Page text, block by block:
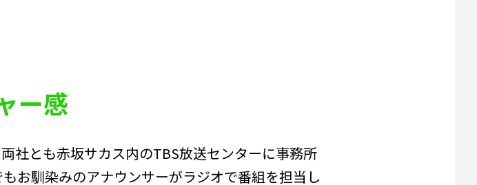
ー感
社とも赤坂サカス内のTBS放送センターに事務所
お馴染みのアナウンサーがラジオで番組を担当し